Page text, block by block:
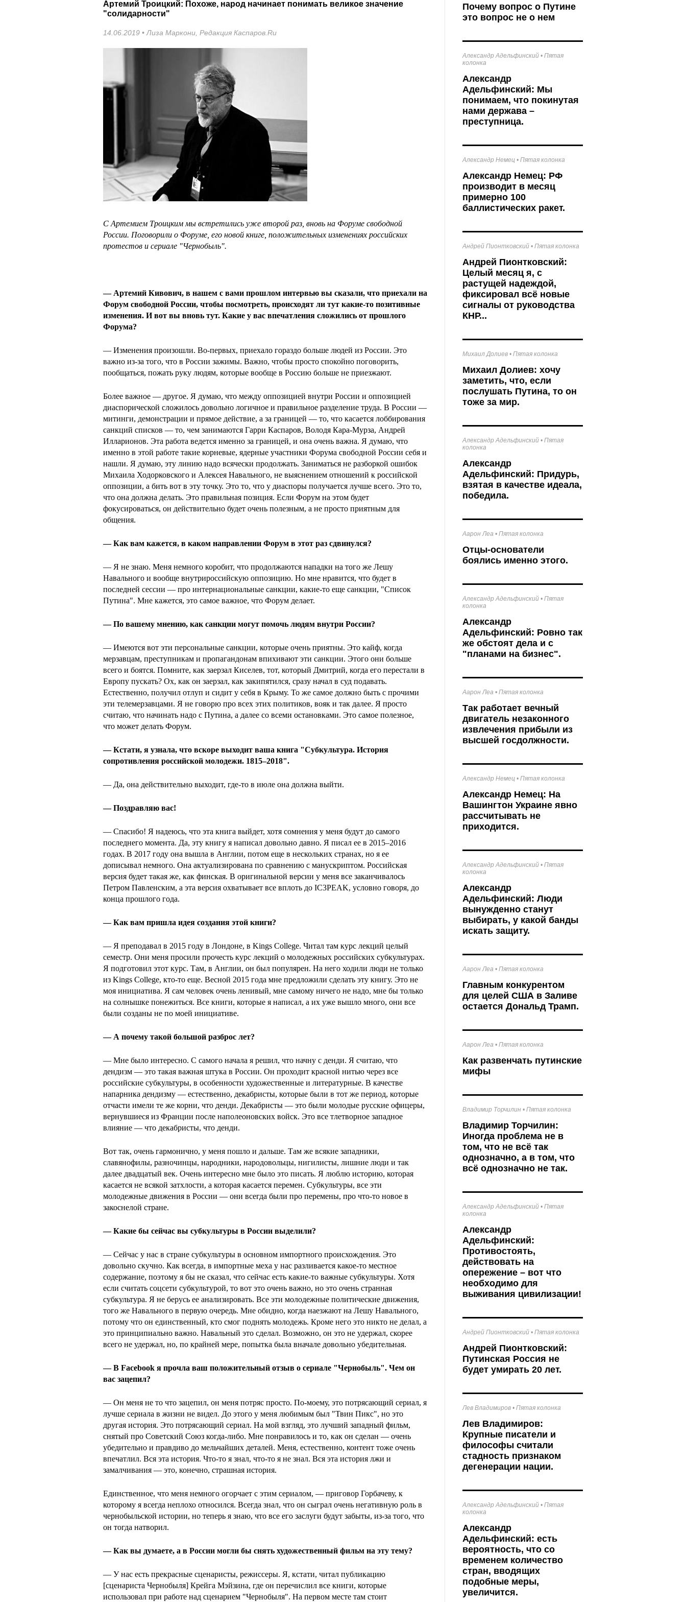
Артемий Троицкий: Похоже, народ начинает понимать великое значение
"солидарности"
14.06.2019 • Лиза Маркони Редакция Каспаров.Ru
С Артемием Троицким мы встретились уже второй раз, вновь на Форуме свободной
России. Поговорили о Форуме, его новой книге, положительных изменениях российских
протестов и сериале "Чернобыль".
— Артемий Кивович, в нашем с вами прошлом интервью вы сказали, что приехали на
Форум свободной России, чтобы посмотреть, происходят ли тут какие-то позитивные
изменения. И вот вы вновь тут. Какие у вас впечатления сложились от прошлого
Форума?
— Изменения произошли. Во-первых, приехало гораздо больше людей из России. Это
важно из-за того, что в России зажимы. Важно, чтобы просто спокойно поговорить,
пообщаться, пожать руку людям, которые вообще в Россию больше не приезжают.
Более важное — другое. Я думаю, что между оппозицией внутри России и оппозицией
диаспорической сложилось довольно логичное и правильное разделение труда. В России —
митинги, демонстрации и прямое действие, а за границей — то, что касается лоббирования
санкций списков — то, чем занимаются Гарри Каспаров, Володя Кара-Мурза, Андрей
Илларионов. Эта работа ведется именно за границей, и она очень важна. Я думаю, что
именно в этой работе такие корневые, ядерные участники Форума свободной России себя и
нашли. Я думаю, эту линию надо всячески продолжать. Заниматься не разборкой ошибок
Михаила Ходорковского и Алексея Навального, не выяснением отношений к российской
оппозиции, а бить вот в эту точку. Это то, что у диаспоры получается лучше всего. Это то,
что она должна делать. Это правильная позиция. Если Форум на этом будет
фокусироваться, он действительно будет очень полезным, а не просто приятным для
общения.
— Как вам кажется, в каком направлении Форум в этот раз сдвинулся?
— Я не знаю. Меня немного коробит, что продолжаются нападки на того же Лешу
Навального и вообще внутрироссийскую оппозицию. Но мне нравится, что будет в
последней сессии — про интернациональные санкции, какие-то еще санкции, "Список
Путина". Мне кажется, это самое важное, что Форум делает.
— По вашему мнению, как санкции могут помочь людям внутри России?
— Имеются вот эти персональные санкции, которые очень приятны. Это кайф, когда
мерзавцам, преступникам и пропагандонам впихивают эти санкции. Этого они больше
всего и боятся. Помните, как заерзал Киселев, тот, который Дмитрий, когда его перестали в
Европу пускать? Ох, как он заерзал, как закипятился, сразу начал в суд подавать.
Естественно, получил отлуп и сидит у себя в Крыму. То же самое должно быть с прочими
эти телемерзавцами. Я не говорю про всех этих политиков, вояк и так далее. Я просто
считаю, что начинать надо с Путина, а далее со всеми остановками. Это самое полезное,
что может делать Форум.
— Кстати, я узнала, что вскоре выходит ваша книга "Субкультура. История
сопротивления российской молодежи. 1815–2018".
— Да, она действительно выходит, где-то в июле она должна выйти.
— Поздравляю вас!
— Спасибо! Я надеюсь, что эта книга выйдет, хотя сомнения у меня будут до самого
последнего момента. Да, эту книгу я написал довольно давно. Я писал ее в 2015–2016
годах. В 2017 году она вышла в Англии, потом еще в нескольких странах, но я ее
дописывал немного. Она актуализирована по сравнению с манускриптом. Российская
версия будет такая же, как финская. В оригинальной версии у меня все заканчивалось
Петром Павленским, а эта версия охватывает все вплоть до IC3PEAK, условно говоря, до
конца прошлого года.
— Как вам пришла идея создания этой книги?
— Я преподавал в 2015 году в Лондоне, в Kings College. Читал там курс лекций целый
семестр. Они меня просили прочесть курс лекций о молодежных российских субкультурах.
Я подготовил этот курс. Там, в Англии, он был популярен. На него ходили люди не только
из Kings College, кто-то еще. Весной 2015 года мне предложили сделать эту книгу. Это не
моя инициатива. Я сам человек очень ленивый, мне самому ничего не надо, мне бы только
на солнышке понежиться. Все книги, которые я написал, а их уже вышло много, они все
были созданы не по моей инициативе.
— А почему такой большой разброс лет?
— Мне было интересно. С самого начала я решил, что начну с денди. Я считаю, что
дендизм — это такая важная штука в России. Он проходит красной нитью через все
российские субкультуры, в особенности художественные и литературные. В качестве
напарника дендизму — естественно, декабристы, которые были в тот же период, которые
отчасти имели те же корни, что денди. Декабристы — это были молодые русские офицеры,
вернувшиеся из Франции после наполеоновских войск. Это все тлетворное западное
влияние — что декабристы, что денди.
Вот так, очень гармонично, у меня пошло и дальше. Там же всякие западники,
славянофилы, разночинцы, народники, народовольцы, нигилисты, лишние люди и так
далее двадцатый век. Очень интересно мне было это писать. Я люблю историю, которая
касается не всякой затхлости, а которая касается перемен. Субкультуры, все эти
молодежные движения в России — они всегда были про перемены, про что-то новое в
закоснелой стране.
— Какие бы сейчас вы субкультуры в России выделили?
— Сейчас у нас в стране субкультуры в основном импортного происхождения. Это
довольно скучно. Как всегда, в импортные меха у нас разливается какое-то местное
содержание, поэтому я бы не сказал, что сейчас есть какие-то важные субкультуры. Хотя
если считать соцсети субкультурой, то вот это очень важно, но это очень странная
субкультура. Я не берусь ее анализировать. Все эти молодежные политические движения,
того же Навального в первую очередь. Мне обидно, когда наезжают на Лешу Навального,
потому что он единственный, кто смог поднять молодежь. Кроме него это никто не делал, а
это принципиально важно. Навальный это сделал. Возможно, он это не удержал, скорее
всего не удержал, но, по крайней мере, попытка была вначале довольно убедительная.
— В Facebook я прочла ваш положительный отзыв о сериале "Чернобыль". Чем он
вас зацепил?
— Он меня не то что зацепил, он меня потряс просто. По-моему, это потрясающий сериал, я
лучше сериала в жизни не видел. До этого у меня любимым был "Твин Пикс", но это
другая история. Это потрясающий сериал. На мой взгляд, это лучший западный фильм,
снятый про Советский Союз когда-либо. Мне понравилось и то, как он сделан — очень
убедительно и правдиво до мельчайших деталей. Меня, естественно, контент тоже очень
впечатлил. Вся эта история. Что-то я знал, что-то я не знал. Вся эта история лжи и
замалчивания — это, конечно, страшная история.
Единственное, что меня немного огорчает с этим сериалом, — приговор Горбачеву, к
которому я всегда неплохо относился. Всегда знал, что он сыграл очень негативную роль в
чернобыльской истории, но теперь я знаю, что все его заслуги будут забыты, из-за того, что
он тогда натворил.
— Как вы думаете, а в России могли бы снять художественный фильм на эту тему?
— У нас есть прекрасные сценаристы, режиссеры. Я, кстати, читал публикацию
[сценариста Чернобыля] Крейга Мэйзина, где он перечислил все книги, которые
использовал при работе над сценарием "Чернобыля". На первом месте там стоит
к
Почему вопрос о Путине
это вопрос не о нем
Александр Адельфинский • Пятая
колонка
Александр
Адельфинский: Мы
понимаем, что покинутая
нами держава –
преступница.
Александр Немец • Пятая колонка
Александр Немец: РФ
производит в месяц
примерно 100
баллистических ракет.
Андрей Пионтковский • Пятая колонка
Андрей Пионтковский:
Целый месяц я, с
растущей надеждой,
фиксировал всё новые
сигналы от руководства
КНР...
Михаил Долиев • Пятая колонка
Михаил Долиев: хочу
заметить, что, если
послушать Путина, то он
тоже за мир.
Александр Адельфинский • Пятая
колонка
Александр
Адельфинский: Придурь,
взятая в качестве идеала,
победила.
Аарон Леа • Пятая колонка
Отцы-основатели
боялись именно этого.
Александр Адельфинский • Пятая
колонка
Александр
Адельфинский: Ровно так
же обстоят дела и с
"планами на бизнес".
Аарон Леа • Пятая колонка
Так работает вечный
двигатель незаконного
извлечения прибыли из
высшей госдолжности.
Александр Немец • Пятая колонка
Александр Немец: На
Вашингтон Украине явно
рассчитывать не
приходится.
Александр Адельфинский • Пятая
колонка
Александр
Адельфинский: Люди
вынужденно станут
выбирать, у какой банды
искать защиту.
Аарон Леа • Пятая колонка
Главным конкурентом
для целей США в Заливе
остается Дональд Трамп.
Аарон Леа • Пятая колонка
Как развенчать путинские
мифы
Владимир Торчилин • Пятая колонка
Владимир Торчилин:
Иногда проблема не в
том, что не всё так
однозначно, а в том, что
всё однозначно не так.
Александр Адельфинский • Пятая
колонка
Александр
Адельфинский:
Противостоять,
действовать на
опережение – вот что
необходимо для
выживания цивилизации!
Андрей Пионтковский • Пятая колонка
Андрей Пионтковский:
Путинская Россия не
будет умирать 20 лет.
Лев Владимиров • Пятая колонка
Лев Владимиров:
Крупные писатели и
философы считали
стадность признаком
дегенерации нации.
Александр Адельфинский • Пятая
колонка
Александр
Адельфинский: есть
вероятность, что со
временем количество
стран, вводящих
подобные меры,
увеличится.